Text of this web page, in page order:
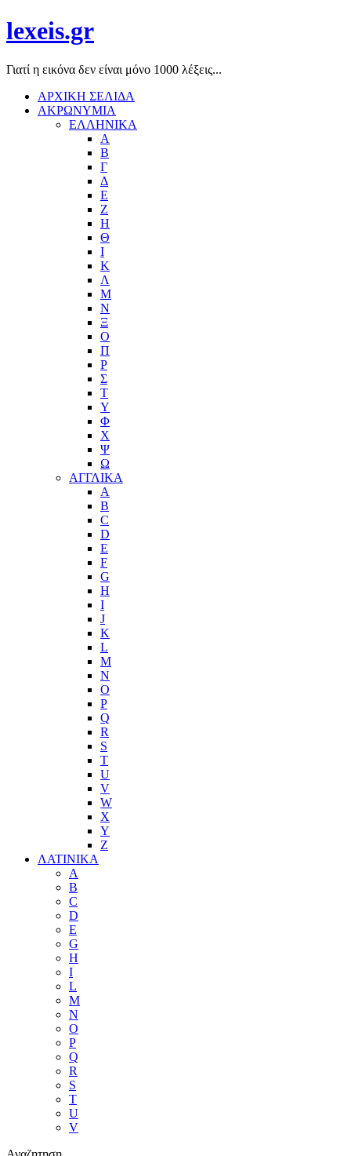
lexeis.gr
Γιατί η εικόνα δεν είναι μόνο 1000 λέξεις...
ΑΡΧΙΚΗ ΣΕΛΙΔΑ
ΑΚΡΩΝΥΜΙΑ
ΕΛΛΗΝΙΚΑ
Α
Β
Γ
Δ
Ε
Ζ
Η
Θ
Ι
Κ
Λ
Μ
Ν
Ξ
Ο
Π
Ρ
Σ
Τ
Υ
Φ
Χ
Ψ
Ω
ΑΓΓΛΙΚΑ
A
B
C
D
E
F
G
H
I
J
K
L
M
N
O
P
Q
R
S
T
U
V
W
X
Y
Z
ΛΑΤΙΝΙΚΑ
A
B
C
D
E
G
H
I
L
M
N
O
P
Q
R
S
T
U
V